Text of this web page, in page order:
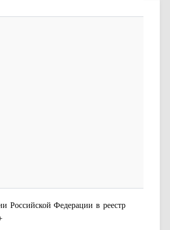
Российской Федерации в реестр